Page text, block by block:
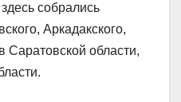
собрались
Аркадакского,
Саратовской области,